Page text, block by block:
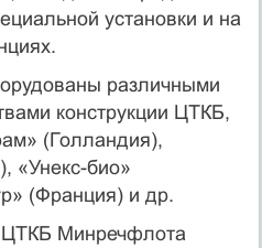
установки и на
различными
конструкции ЦТКБ,
(Голландия),
«Унекс-био»
(Франция) и др.
ЦТКБ Минречфлота